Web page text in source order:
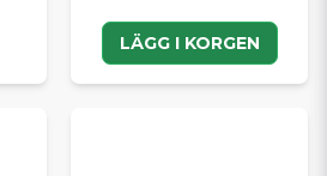
LÄGG I KORGEN